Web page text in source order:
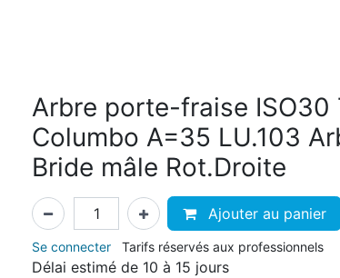
Arbre porte-fraise ISO30
Columbo A=35 LU.103
Bride mâle Rot.Droite
Ajouter au panier
Se connecter Tarifs réservés aux professionnels
Délai estimé de 10 à 15 jours